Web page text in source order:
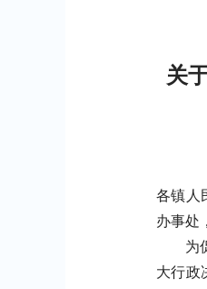
关
各镇人
办事处
为
大行政